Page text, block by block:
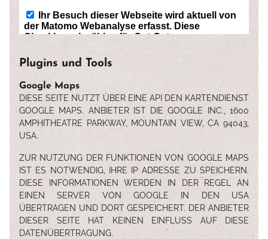
Plugins und Tools
Google Maps
DIESE SEITE NUTZT ÜBER EINE API DEN KARTENDIENST
GOOGLE MAPS. ANBIETER IST DIE GOOGLE INC., 1600
AMPHITHEATRE PARKWAY, MOUNTAIN VIEW, CA 94043,
USA.
ZUR NUTZUNG DER FUNKTIONEN VON GOOGLE MAPS
IST ES NOTWENDIG, IHRE IP ADRESSE ZU SPEICHERN.
DIESE INFORMATIONEN WERDEN IN DER REGEL AN
EINEN SERVER VON GOOGLE IN DEN USA
ÜBERTRAGEN UND DORT GESPEICHERT. DER ANBIETER
DIESER SEITE HAT KEINEN EINFLUSS AUF DIESE
DATENÜBERTRAGUNG.